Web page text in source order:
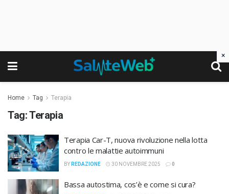
Home Tag Terapia
Tag:Terapia
Terapia Car-T, nuova rivoluzione nella lotta
contro le malattie autoimmuni
BY REDAZIONE 30 NOVEMBRE 2025 0
Bassa autostima, cos’è e come si cura?
×